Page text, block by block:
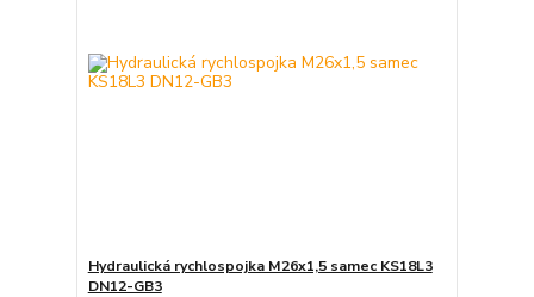
Hydraulická rychlospojka M26x1,5 samec KS18L3
DN12-GB3